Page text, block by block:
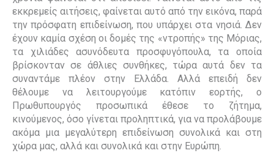
εκκρεμείς αιτήσεις, φαίνεται αυτό από την εικόνα, παρά
την πρόσφατη επιδείνωση, που υπάρχει στα νησιά. Δεν
έχουν καμία σχέση οι δομές της «ντροπής» της Μόριας,
τα χιλιάδες ασυνόδευτα προσφυγόπουλα, τα οποία
βρίσκονταν σε άθλιες συνθήκες, τώρα αυτά δεν τα
συναντάμε πλέον στην Ελλάδα. Αλλά επειδή δεν
θέλουμε να λειτουργούμε κατόπιν εορτής, ο
Πρωθυπουργός προσωπικά έθεσε το ζήτημα,
κινούμενος, όσο γίνεται προληπτικά, για να προλάβουμε
ακόμα μια μεγαλύτερη επιδείνωση συνολικά και στη
χώρα μας, αλλά και συνολικά και στην Ευρώπη.